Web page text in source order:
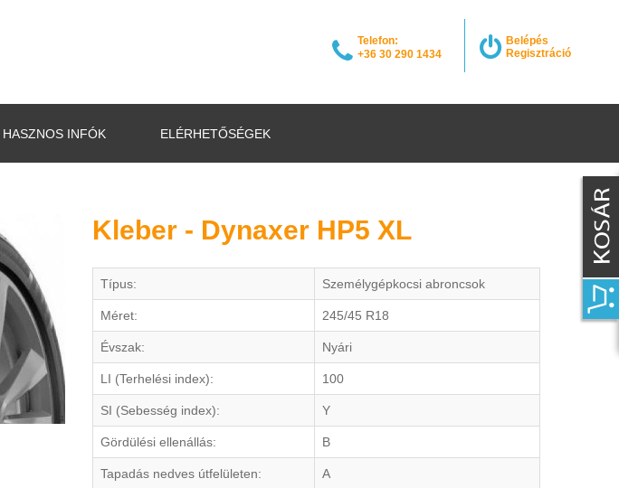
Belépés
Regisztráció
Telefon:
+36 30 290 1434
HASZNOS INFÓK ELÉRHETŐSÉGEK
Kleber - Dynaxer HP5 XL
Típus: Személygépkocsi abroncsok
Méret: 245/45 R18
Évszak: Nyári
LI (Terhelési index): 100
SI (Sebesség index): Y
Gördülési ellenállás: B
Tapadás nedves útfelületen: A